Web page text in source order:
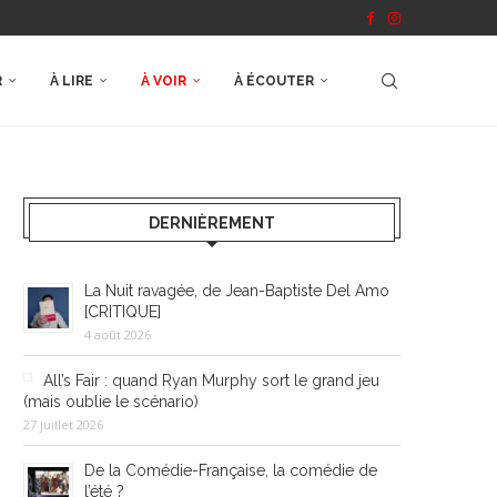
À LIRE À VOIR À ÉCOUTER
DERNIÈREMENT
La Nuit ravagée, de Jean-Baptiste Del Amo
[CRITIQUE]
4 août 2026
All’s Fair : quand Ryan Murphy sort le grand jeu
(mais oublie le scénario)
27 juillet 2026
De la Comédie-Française, la comédie de
l’été ?